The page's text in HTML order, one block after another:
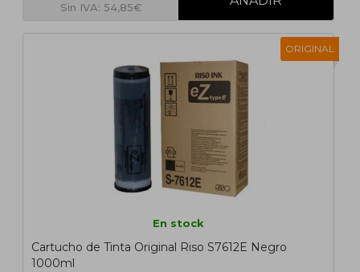
Sin IVA: 54,85€
ORIGINAL
En stock
Cartucho de Tinta Original Riso S7612E Negro
1000ml